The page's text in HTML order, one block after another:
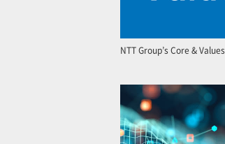
NTT Group’s Core & Values